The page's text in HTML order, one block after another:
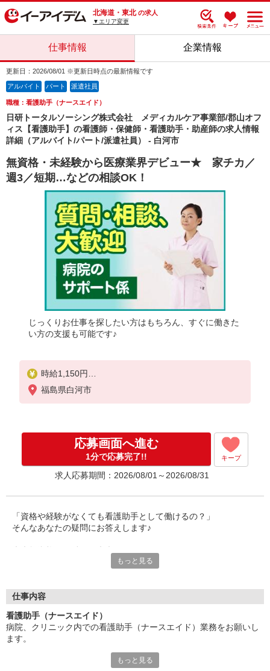
北海道・東北 の求人
▼エリア変更
仕事情報 企業情報
更新日：2026/08/01 ※更新日時点の最新情報です
アルバイト パート 派遣社員
職種：看護助手（ナースエイド）
日研トータルソーシング株式会社 メディカルケア事業部/郡山オフ
ィス【看護助手】の看護師・保健師・看護助手・助産師の求人情報
詳細（アルバイト/パート/派遣社員） - 白河市
無資格・未経験から医療業界デビュー★ 家チカ／
週3／短期…などの相談OK！
じっくりお仕事を探したい方はもちろん、すぐに働きた
い方の支援も可能です♪
時給1,150円
★週払いOK（規定あり）
福島県白河市
応募画面へ進む
1分で応募完了!! キープ
求人応募期間：2026/08/01～2026/08/31
「資格や経験がなくても看護助手として働けるの？」
そんなあなたの疑問にお答えします♪
資格の有無だけでなく、医療系の学歴に関しても問われません。
◇◆未経験からスタートOK◆◇
必要なことは入社後の手厚い研修制度でしっかりカバーするの
で、未経験者も安心して業務に励めますよ。
もっと見る
仕事内容
看護助手（ナースエイド）
病院、クリニック内での看護助手（ナースエイド）業務をお願いし
ます。
もっと見る